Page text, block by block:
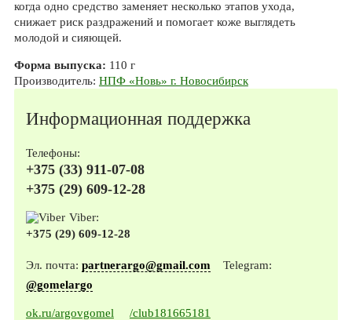
когда одно средство заменяет несколько этапов ухода,
снижает риск раздражений и помогает коже выглядеть
молодой и сияющей.
Форма выпуска: 110 г
Производитель: НПФ «Новь» г. Новосибирск
Информационная поддержка
Телефоны:
+375 (33) 911-07-08
+375 (29) 609-12-28
Viber:
+375 (29) 609-12-28
Эл. почта: partnerargo@gmail.com Telegram:
@gomelargo
ok.ru/argovgomel
/club181665181